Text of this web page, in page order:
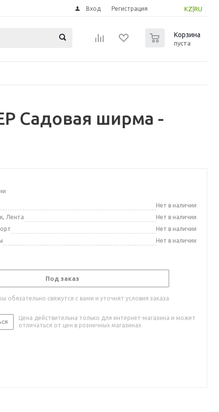
KZ RU
Вход Регистрация
Корзина
пуста
Садовая ширма -
Нет в наличии
Лента
Нет в наличии
Нет в наличии
Нет в наличии
Под заказ
обязательно свяжутся с вами и уточнят условия заказа
Цена действительна только для интернет-магазина и может
отличаться от цен в розничных магазинах